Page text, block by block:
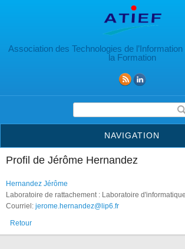
Association des Technologies de l’Information
la Formation
Formulaire de recherche
NAVIGATION
Profil de Jérôme Hernandez
Hernandez Jérôme
Laboratoire de rattachement : Laboratoire
Courriel: jerome.hernandez@lip6.fr
Retour